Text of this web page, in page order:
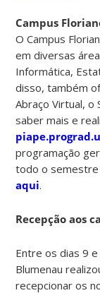
Campus
O Campus
em diversas
Informática,
disso, também
Abraço Virtual, o
saber mais e
programação
todo o
aqui.
Recepção aos
Entre os dias 9
Blumenau
recepcionar os